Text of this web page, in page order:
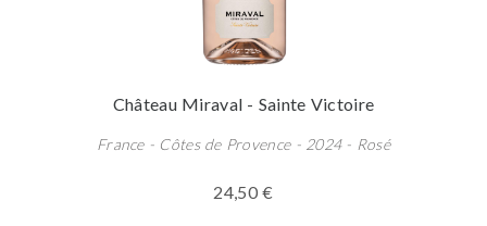
Château Miraval - Sainte Victoire
France - Côtes de Provence - 2024 - Rosé
24,50 €